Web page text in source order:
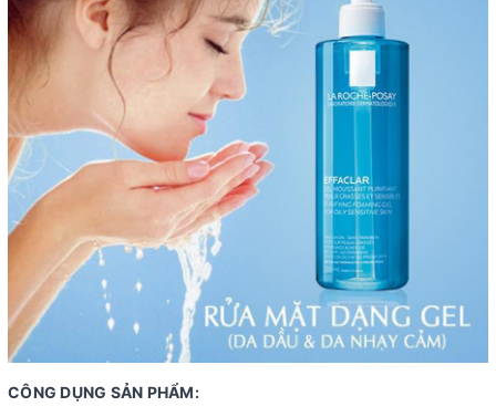
CÔNG DỤNG SẢN PHẨM: